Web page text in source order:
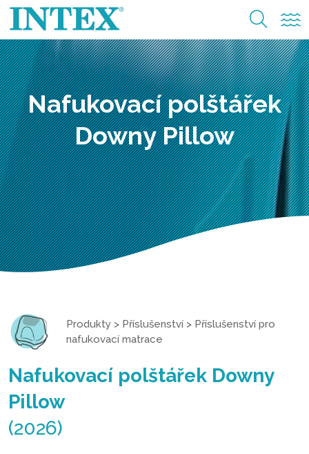
Nafukovací polštářek
Downy Pillow
Produkty > Příslušenství > Příslušenství pro
nafukovací matrace
Nafukovací polštářek Downy
Pillow
(2026)